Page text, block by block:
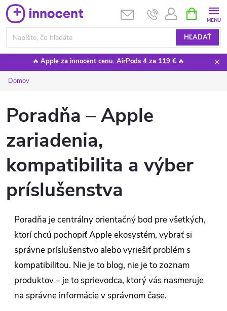
Prejsť
na
obsah
HĽADAŤ
KOŠÍK
🔥 Apple za innocent cenu. AirPods 4 za 119 € 🔥
Domov
Poradňa – Apple
zariadenia,
kompatibilita a výber
príslušenstva
Poradňa je centrálny orientačný bod pre všetkých,
ktorí chcú pochopiť Apple ekosystém, vybrať si
správne príslušenstvo alebo vyriešiť problém s
kompatibilitou. Nie je to blog, nie je to zoznam
produktov – je to sprievodca, ktorý vás nasmeruje
na správne informácie v správnom čase.